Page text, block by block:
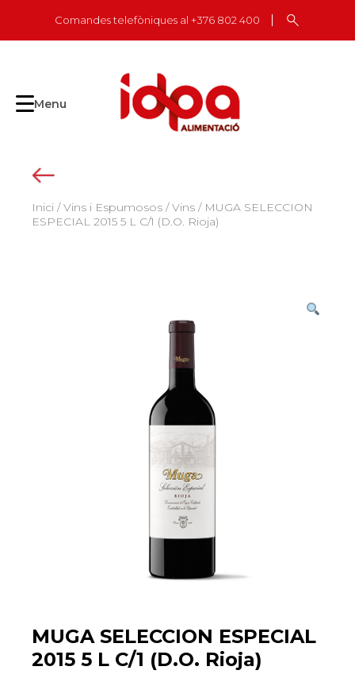
content
Comandes telefòniques al +376 802 400
Menu
Inici /Vins i Espumosos /Vins / MUGA SELECCION
ESPECIAL 2015 5 L C/1 (D.O. Rioja)
MUGA SELECCION ESPECIAL
2015 5 L C/1 (D.O. Rioja)